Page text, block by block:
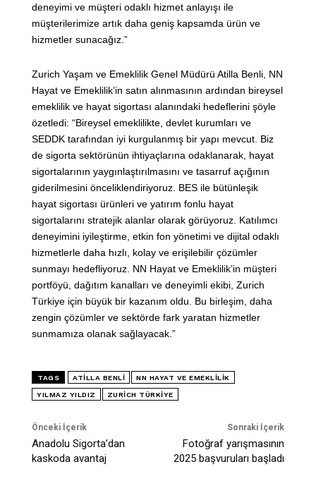
deneyimi ve müşteri odaklı hizmet anlayışı ile
müşterilerimize artık daha geniş kapsamda ürün ve
hizmetler sunacağız.”
Zurich Yaşam ve Emeklilik Genel Müdürü Atilla Benli, NN
Hayat ve Emeklilik’in satın alınmasının ardından bireysel
emeklilik ve hayat sigortası alanındaki hedeflerini şöyle
özetledi: “Bireysel emeklilikte, devlet kurumları ve
SEDDK tarafından iyi kurgulanmış bir yapı mevcut. Biz
de sigorta sektörünün ihtiyaçlarına odaklanarak, hayat
sigortalarının yaygınlaştırılmasını ve tasarruf açığının
giderilmesini önceliklendiriyoruz. BES ile bütünleşik
hayat sigortası ürünleri ve yatırım fonlu hayat
sigortalarını stratejik alanlar olarak görüyoruz. Katılımcı
deneyimini iyileştirme, etkin fon yönetimi ve dijital odaklı
hizmetlerle daha hızlı, kolay ve erişilebilir çözümler
sunmayı hedefliyoruz. NN Hayat ve Emeklilik’in müşteri
portföyü, dağıtım kanalları ve deneyimli ekibi, Zurich
Türkiye için büyük bir kazanım oldu. Bu birleşim, daha
zengin çözümler ve sektörde fark yaratan hizmetler
sunmamıza olanak sağlayacak.”
TAGS ATILLA BENLI NN HAYAT VE EMEKLILIK
YILMAZ YILDIZ ZURICH TÜRKIYE
Önceki İçerik
Anadolu Sigorta’dan
kaskoda avantaj
Sonraki İçerik
Fotoğraf yarışmasının
2025 başvuruları başladı